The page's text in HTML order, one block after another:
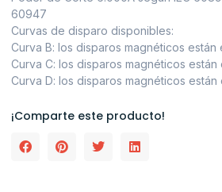
60947
Curvas de disparo disponibles:
Curva B: los disparos magnéticos están
Curva C: los disparos magnéticos están
Curva D: los disparos magnéticos están
¡Comparte este producto!